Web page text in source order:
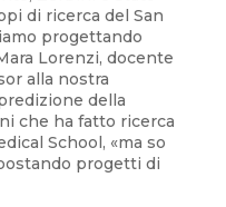
di ricerca del San
progettando
Lorenzi, docente
alla nostra
della
che ha fatto ricerca
School, «ma so
progetti di